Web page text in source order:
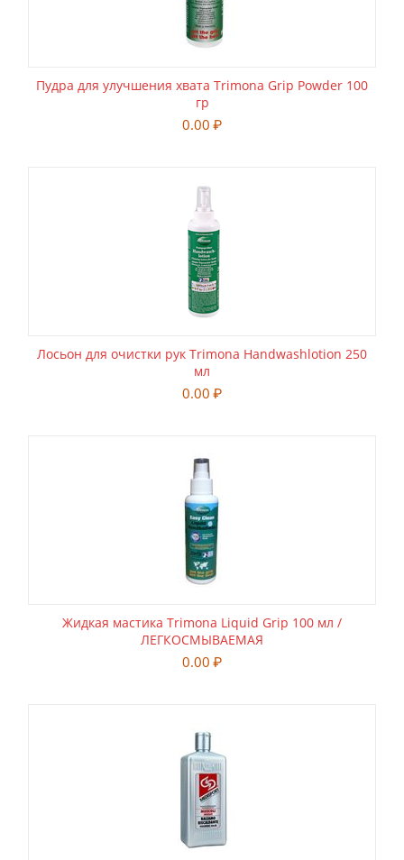
Пудра для улучшения хвата Trimona Grip Powder 100
гр
0.00 ₽
Лосьон для очистки рук Trimona Handwashlotion 250
мл
0.00 ₽
Жидкая мастика Trimona Liquid Grip 100 мл /
ЛЕГКОСМЫВАЕМАЯ
0.00 ₽